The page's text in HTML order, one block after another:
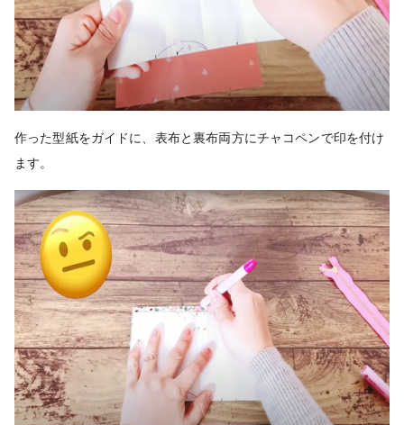
作った型紙をガイドに、表布と裏布両方にチャコペンで印を付け
ます。